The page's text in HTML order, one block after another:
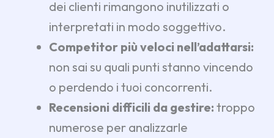
dei clienti rimangono inutilizzati o
interpretati in modo soggettivo.
Competitor più veloci nell’adattarsi:
non sai su quali punti stanno vincendo
o perdendo i tuoi concorrenti.
Recensioni difficili da gestire: troppo
numerose per analizzarle